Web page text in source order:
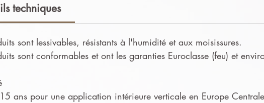
techniques
sont lessivables, résistants à l'humidité et aux moisissures.
sont conformables et ont les garanties Euroclasse (feu) et
ans pour une application intérieure verticale en Europe Centrale